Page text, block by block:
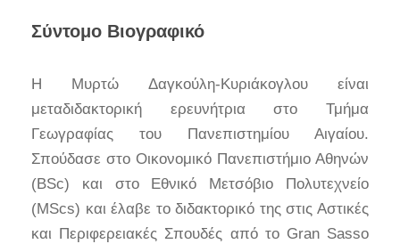
Σύντομο Βιογραφικό
Η Μυρτώ Δαγκούλη-Κυριάκογλου είναι
μεταδιδακτορική ερευνήτρια στο Τμήμα
Γεωγραφίας του Πανεπιστημίου Αιγαίου.
Σπούδασε στο Οικονομικό Πανεπιστήμιο Αθηνών
(BSc) και στο Εθνικό Μετσόβιο Πολυτεχνείο
(MScs) και έλαβε το διδακτορικό της στις Αστικές
και Περιφερειακές Σπουδές από το Gran Sasso